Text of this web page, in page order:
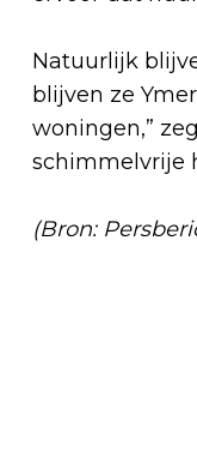
Natuurlijk
blijven ze
woningen,”
schimmelvrije
(Bron: